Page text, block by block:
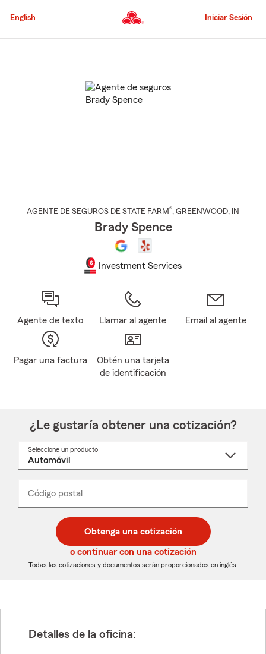
al
principal
English Iniciar Sesión
AGENTE DE SEGUROS DE STATE FARM®, GREENWOOD, IN
Brady Spence
Investment Services
Agente de texto Llamar al agente Email al agente
Pagar una factura
Obtén una tarjeta
de identificación
¿Le gustaría obtener una cotización?
Seleccione un producto
desplegable
Código postal
de
5
dígitos
de
5
dígitos
_____
Obtenga una cotización
o continuar con una cotización
Todas las cotizaciones y documentos serán proporcionados en inglés.
Detalles de la oficina: